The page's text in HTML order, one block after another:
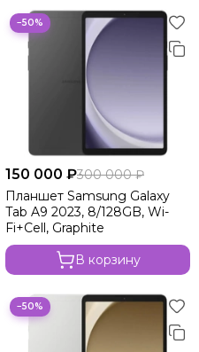
−50%
150 000 ₽300 000 ₽
Планшет Samsung Galaxy
Tab A9 2023, 8/128GB, Wi-
Fi+Cell, Graphite
В корзину
−50%